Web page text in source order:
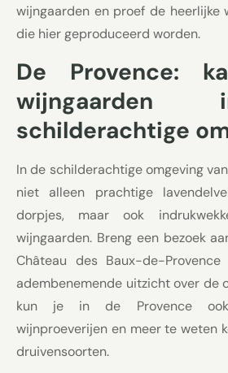
wijngaarden en proef de heerlijke
die hier geproduceerd worden.
De Provence:
schilderachtige
In de schilderachtige omgeving
niet alleen prachtige
dorpjes, maar ook
wijngaarden. Breng een bezoek
Château des Baux-de-
adembenemende uitzicht over de
kun je in de Provence ook
wijnproeverijen en meer te weten
druivensoorten.